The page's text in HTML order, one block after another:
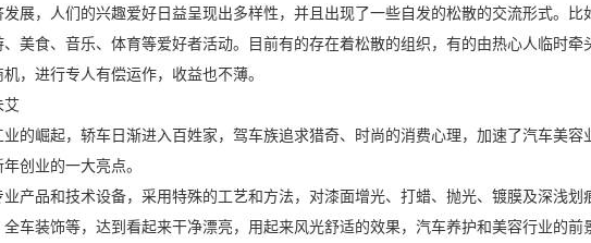
展，人们的兴趣爱好日益呈现出多样性，并且出现了一些自发的松散的交流形式。
美食、音乐、体育等爱好者活动。目前有的存在着松散的组织，有的由热心人临时
，进行专人有偿运作，收益也不薄。
艾
的崛起，轿车日渐进入百姓家，驾车族追求猎奇、时尚的消费心理，加速了汽车美
创业的一大亮点。
产品和技术设备，采用特殊的工艺和方法，对漆面增光、打蜡、抛光、镀膜及深浅划
车装饰等，达到看起来干净漂亮，用起来风光舒适的效果，汽车养护和美容行业的